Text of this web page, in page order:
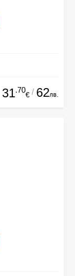
31.70
€ / 62лв.